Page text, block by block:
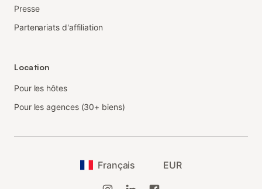
Presse
Partenariats d'affiliation
Location
Pour les hôtes
Pour les agences (30+ biens)
Français EUR